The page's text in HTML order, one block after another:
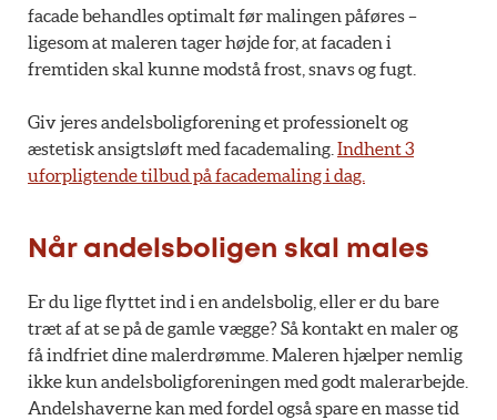
facade behandles optimalt før malingen påføres –
ligesom at maleren tager højde for, at facaden i
fremtiden skal kunne modstå frost, snavs og fugt.
Giv jeres andelsboligforening et professionelt og
æstetisk ansigtsløft med facademaling. Indhent 3
uforpligtende tilbud på facademaling i dag.
Når andelsboligen skal males
Er du lige flyttet ind i en andelsbolig, eller er du bare
træt af at se på de gamle vægge? Så kontakt en maler og
få indfriet dine malerdrømme. Maleren hjælper nemlig
ikke kun andelsboligforeningen med godt malerarbejde.
Andelshaverne kan med fordel også spare en masse tid